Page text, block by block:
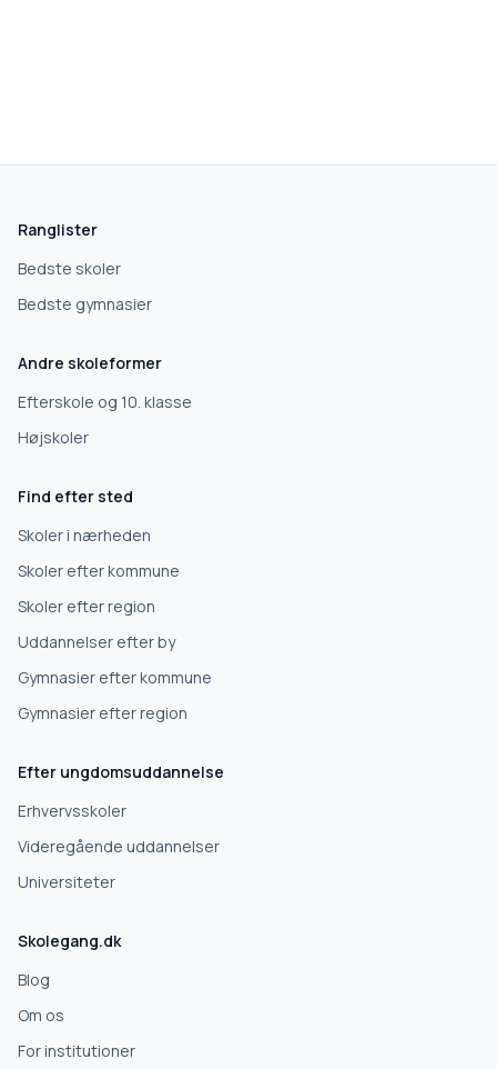
Hvad leder du efter?
Grundskole
10. klasse
Erhvervsuddannelse
Videregående uddannelse
Ranglister
Bedste skoler
Bedste gymnasier
Andre skoleformer
Efterskole og 10. klasse
Højskoler
Find efter sted
Skoler i nærheden
Skoler efter kommune
Skoler efter region
Uddannelser efter by
Gymnasier efter kommune
Gymnasier efter region
Efter ungdomsuddannelse
Erhvervsskoler
Videregående uddannelser
Universiteter
Skolegang.dk
Blog
Om os
For institutioner